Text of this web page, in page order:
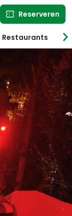
Reserveren
Restaurants